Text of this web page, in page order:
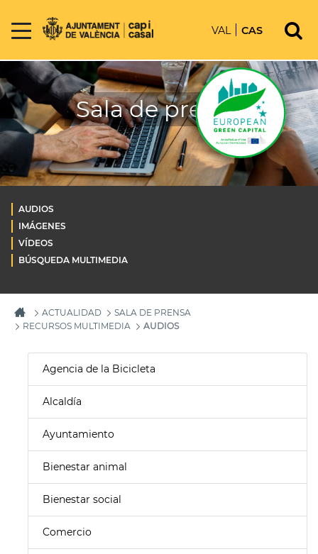
VAL CAS
Sala de prensa
AUDIOS
IMÁGENES
VÍDEOS
BÚSQUEDA MULTIMEDIA
ACTUALIDAD
SALA DE PRENSA
RECURSOS MULTIMEDIA
AUDIOS
Agencia de la Bicicleta
Alcaldía
Ayuntamiento
Bienestar animal
Bienestar social
Comercio